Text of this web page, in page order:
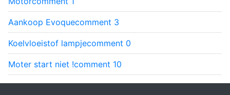
Aankoop Evoquecomment 3
Koelvloeistof lampjecomment 0
Moter start niet !comment 10